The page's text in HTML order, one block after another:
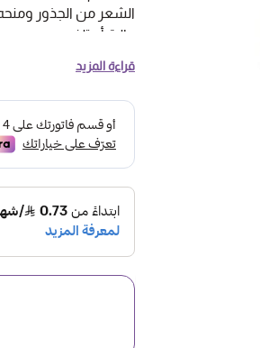
الشعر من الجذور
عالية أو تلف.
طريقة الاستخدام
تجهيز الشعر: يُفضّل
2.تثبيت المشبك :
والغرة) في مكان
3.التثبيت الذاتي
سيمسك بالشعر
قراءة المزيد